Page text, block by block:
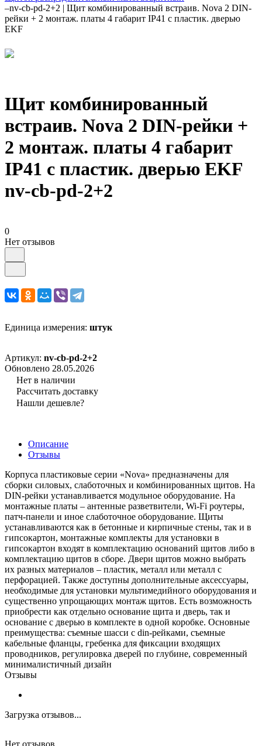
–nv-cb-pd-2+2 | Щит комбинированный встраив. Nova 2 DIN-
рейки + 2 монтаж. платы 4 габарит IP41 с пластик. дверью
EKF
Щит комбинированный
встраив. Nova 2 DIN-рейки +
2 монтаж. платы 4 габарит
IP41 с пластик. дверью EKF
nv-cb-pd-2+2
0
Нет отзывов
Единица измерения: штук
Артикул: nv-cb-pd-2+2
Обновлено 28.05.2026
Нет в наличии
Рассчитать доставку
Нашли дешевле?
Описание
Отзывы
Корпуса пластиковые серии «Nova» предназначены для
сборки силовых, слаботочных и комбинированных щитов. На
DIN-рейки устанавливается модульное оборудование. На
монтажные платы – антенные разветвители, Wi-Fi роутеры,
патч-панели и иное слаботочное оборудование. Щиты
устанавливаются как в бетонные и кирпичные стены, так и в
гипсокартон, монтажные комплекты для установки в
гипсокартон входят в комплектацию оснований щитов либо в
комплектацию щитов в сборе. Двери щитов можно выбрать
их разных материалов – пластик, металл или металл с
перфорацией. Также доступны дополнительные аксессуары,
необходимые для установки мультимедийного оборудования и
существенно упрощающих монтаж щитов. Есть возможность
приобрести как отдельно основание щита и дверь, так и
основание с дверью в комплекте в одной коробке. Основные
преимущества: съемные шасси с din-рейками, съемные
кабельные фланцы, гребенка для фиксации входящих
проводников, регулировка дверей по глубине, современный
минималистичный дизайн
Отзывы
Загрузка отзывов...
Нет отзывов